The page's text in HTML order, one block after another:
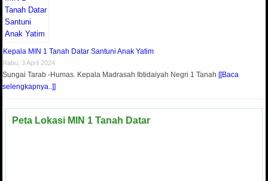
Kepala MIN 1 Tanah Datar Santuni Anak Yatim
Rabu, 3 April 2024
Sungai Tarab -Humas. Kepala Madrasah Ibtidaiyah Negri 1 Tanah[[Baca
selengkapnya..]]
Peta Lokasi MIN 1 Tanah Datar